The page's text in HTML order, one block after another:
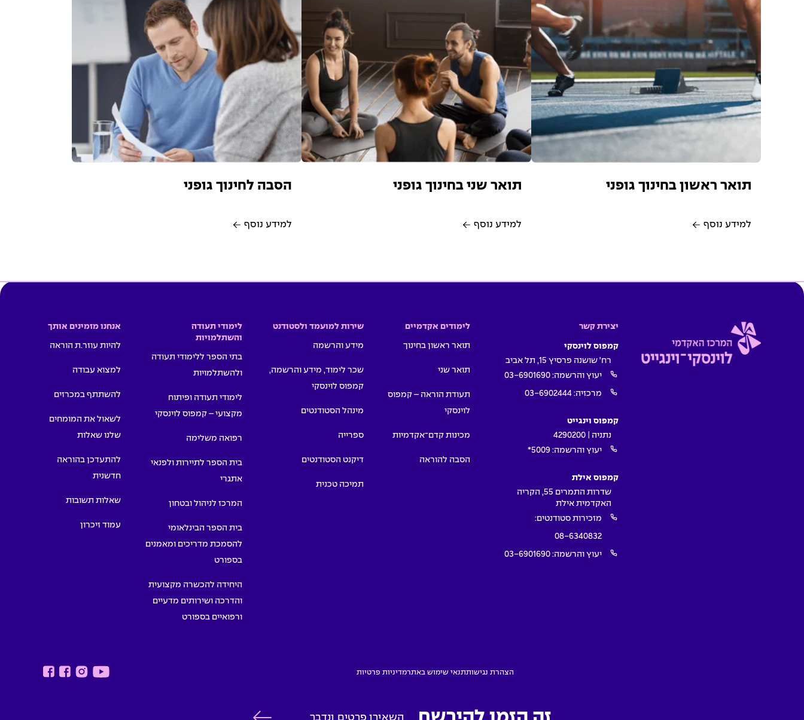
תואר ראשון בחינוך גופני
למידע נוסף
תואר שני בחינוך גופני
למידע נוסף
הסבה לחינוך גופני
למידע נוסף
השאירו פרטים ונדבר
יצירת קשר
קמפוס לוינסקי
רח' שושנה פרסיץ 15, תל אביב
יעוץ והרשמה: 03-6901690
מרכזיה: 03-6902444
קמפוס וינגייט
נתניה | 4290200
יעוץ והרשמה: 5009*
קמפוס אילת
שדרות התמרים 55, הקריה
האקדמית אילת
מזכירות סטודנטים:
08-6340832
יעוץ והרשמה: 03-6901690
לימודים אקדמיים
תואר ראשון בחינוך
תואר שני
תעודת הוראה – קמפוס
לוינסקי
מכינות קדם־אקדמיות
הסבה להוראה
שירות למועמד ולסטודנט
מידע והרשמה
שכר לימוד, מידע והרשמה,
קמפוס לוינסקי
מינהל הסטודנטים
ספרייה
דיקנט הסטודנטים
תמיכה טכנית
לימודי תעודה
והשתלמויות
בתי הספר ללימודי תעודה
ולהשתלמויות
לימודי תעודה ופיתוח
מקצועי – קמפוס לוינסקי
רפואה משלימה
בית הספר לתיירות ולפנאי
אתגרי
המרכז לניהול ובטחון
בית הספר הבינלאומי
להסמכת מדריכים ומאמנים
בספורט
היחידה להכשרה מקצועית
והדרכה ושירותים מדעיים
ורפואיים בספורט
אנחנו מזמינים אותך
להיות עוזר.ת הוראה
למצוא עבודה
להשתתף במכרזים
לשאול את המומחים
שלנו שאלות
להתעדכן בהוראה
חדשנית
שאלות תשובות
עמוד זיכרון
הצהרת נגישותתנאי שימוש באתרמדיניות פרטיות